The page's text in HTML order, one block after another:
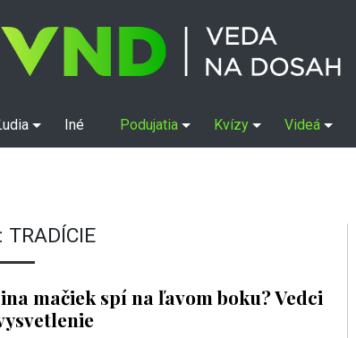
Iné Podujatia Kvízy Videá
TRADÍCIE
mačiek spí na ľavom boku? Vedci